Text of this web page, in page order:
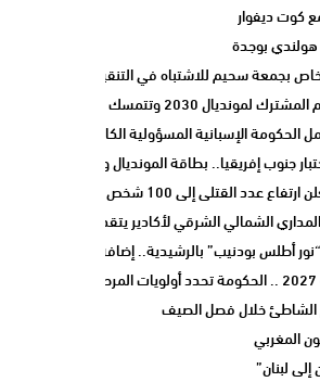
كوت ديفوار
هولندي بوجدة
وتتمسك بالشراكة مع المغرب وإسبانيا
الحكومة الإسبانية المسؤولية الكاملة عن أزمة سبتة
جنوب إفريقيا.. بطاقة المونديال ونصف النهائي
عدد القتلى إلى 100 شخص
الشمالي الشرقي لأكادير يتقدم نحو مرحلة
بالرشيدية.. إضافة 33 ميغاوات إلى الشبكة الوطنية
الشاطئ خلال فصل الصيف
المغربي
لبنان”